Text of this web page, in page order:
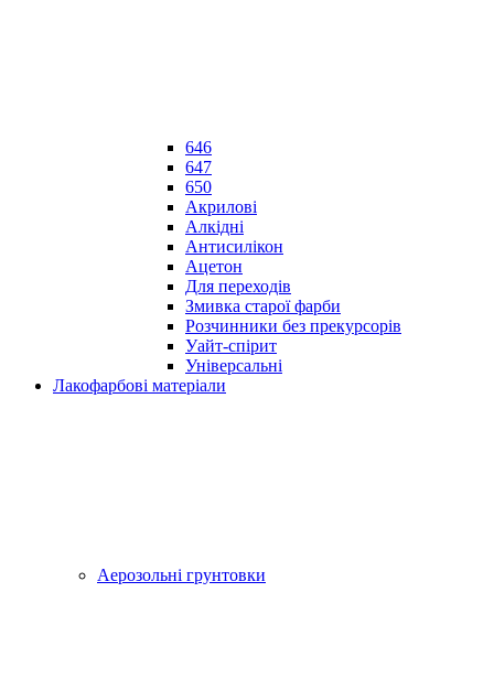
646
647
650
Акрилові
Алкідні
Антисилікон
Ацетон
Для переходів
Змивка старої фарби
Розчинники без прекурсорів
Уайт-спірит
Універсальні
Лакофарбові матеріали
Аерозольні грунтовки